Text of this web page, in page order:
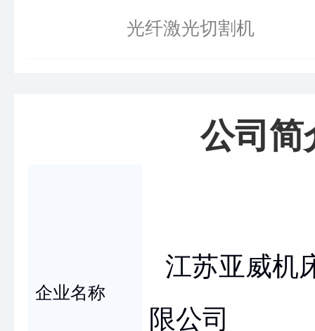
光纤激光切割机
公司简
企业名称
江苏亚威机
限公司